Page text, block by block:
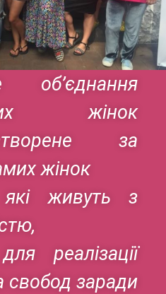
об’єднання
жінок
за
жінок
живуть з
реалізації
свобод заради